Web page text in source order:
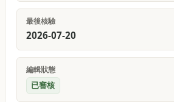
最後核驗
2026-07-20
編輯狀態
已審核